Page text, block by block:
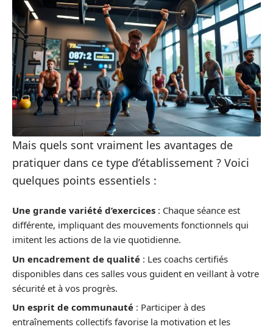
Mais quels sont vraiment les avantages de
pratiquer dans ce type d’établissement ? Voici
quelques points essentiels :
Une grande variété d’exercices : Chaque séance est
différente, impliquant des mouvements fonctionnels qui
imitent les actions de la vie quotidienne.
Un encadrement de qualité : Les coachs certifiés
disponibles dans ces salles vous guident en veillant à votre
sécurité et à vos progrès.
Un esprit de communauté : Participer à des
entraînements collectifs favorise la motivation et les